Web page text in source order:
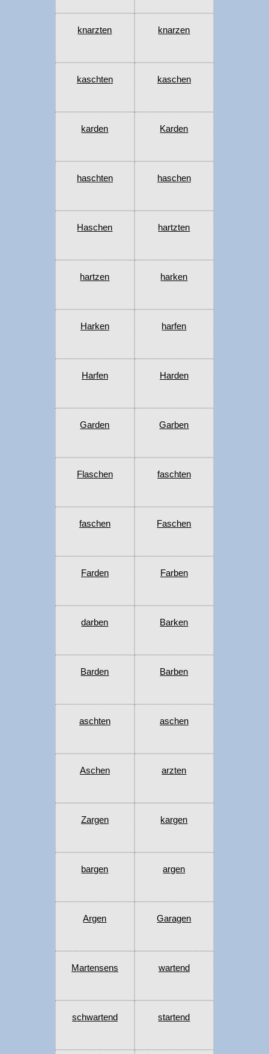
knarzten knarzen
kaschten kaschen
karden Karden
haschten haschen
Haschen hartzten
hartzen harken
Harken harfen
Harfen Harden
Garden Garben
Flaschen faschten
faschen Faschen
Farden Farben
darben Barken
Barden Barben
aschten aschen
Aschen arzten
Zargen kargen
bargen argen
Argen Garagen
Martensens wartend
schwartend startend